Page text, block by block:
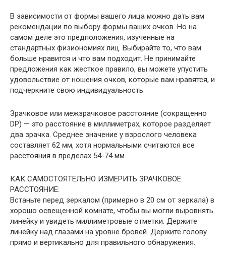
В зависимости от формы вашего лица можно дать вам
рекомендации по выбору формы ваших очков. Но на
самом деле это предположения, изученные на
стандартных физиономиях лиц. Выбирайте то, что вам
больше нравится и что вам подходит. Не принимайте
предложения как жесткое правило, вы можете упустить
удовольствие от ношения очков, которые вам нравятся, и
подчеркните свою индивидуальность.
Зрачковое или межзрачковое расстояние (сокращенно
DP) — это расстояние в миллиметрах, которое разделяет
два зрачка. Среднее значение у взрослого человека
составляет 62 мм, хотя нормальными считаются все
расстояния в пределах 54-74 мм.
КАК САМОСТОЯТЕЛЬНО ИЗМЕРИТЬ ЗРАЧКОВОЕ
РАССТОЯНИЕ:
Встаньте перед зеркалом (примерно в 20 см от зеркала) в
хорошо освещенной комнате, чтобы вы могли выровнять
линейку и увидеть миллиметровые отметки. Держите
линейку над глазами на уровне бровей. Держите голову
прямо и вертикально для правильного обнаружения.